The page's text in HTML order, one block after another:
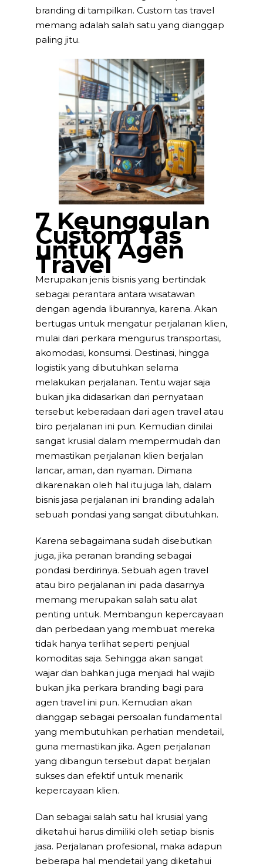
branding di tampilkan. Custom tas travel
memang adalah salah satu yang dianggap
paling jitu.
7 Keunggulan
Custom Tas
untuk Agen
Travel
Merupakan jenis bisnis yang bertindak
sebagai perantara antara wisatawan
dengan agenda liburannya, karena. Akan
bertugas untuk mengatur perjalanan klien,
mulai dari perkara mengurus transportasi,
akomodasi, konsumsi. Destinasi, hingga
logistik yang dibutuhkan selama
melakukan perjalanan. Tentu wajar saja
bukan jika didasarkan dari pernyataan
tersebut keberadaan dari agen travel atau
biro perjalanan ini pun. Kemudian dinilai
sangat krusial dalam mempermudah dan
memastikan perjalanan klien berjalan
lancar, aman, dan nyaman. Dimana
dikarenakan oleh hal itu juga lah, dalam
bisnis jasa perjalanan ini branding adalah
sebuah pondasi yang sangat dibutuhkan.
Karena sebagaimana sudah disebutkan
juga, jika peranan branding sebagai
pondasi berdirinya. Sebuah agen travel
atau biro perjalanan ini pada dasarnya
memang merupakan salah satu alat
penting untuk. Membangun kepercayaan
dan perbedaan yang membuat mereka
tidak hanya terlihat seperti penjual
komoditas saja. Sehingga akan sangat
wajar dan bahkan juga menjadi hal wajib
bukan jika perkara branding bagi para
agen travel ini pun. Kemudian akan
dianggap sebagai persoalan fundamental
yang membutuhkan perhatian mendetail,
guna memastikan jika. Agen perjalanan
yang dibangun tersebut dapat berjalan
sukses dan efektif untuk menarik
kepercayaan klien.
Dan sebagai salah satu hal krusial yang
diketahui harus dimiliki oleh setiap bisnis
jasa. Perjalanan profesional, maka adapun
beberapa hal mendetail yang diketahui